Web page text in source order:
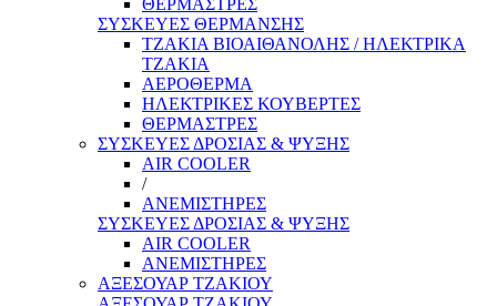
ΘΕΡΜΑΣΤΡΕΣ
ΣΥΣΚΕΥΕΣ ΘΕΡΜΑΝΣΗΣ
ΤΖΑΚΙΑ ΒΙΟΑΙΘΑΝΟΛΗΣ / ΗΛΕΚΤΡΙΚΑ
ΤΖΑΚΙΑ
ΑΕΡΟΘΕΡΜΑ
ΗΛΕΚΤΡΙΚΕΣ ΚΟΥΒΕΡΤΕΣ
ΘΕΡΜΑΣΤΡΕΣ
ΣΥΣΚΕΥΕΣ ΔΡΟΣΙΑΣ & ΨΥΞΗΣ
AIR COOLER
/
ΑΝΕΜΙΣΤΗΡΕΣ
ΣΥΣΚΕΥΕΣ ΔΡΟΣΙΑΣ & ΨΥΞΗΣ
AIR COOLER
ΑΝΕΜΙΣΤΗΡΕΣ
ΑΞΕΣΟΥΑΡ ΤΖΑΚΙΟΥ